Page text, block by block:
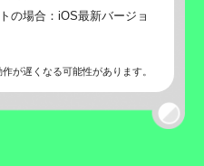
の場合：iOS最新バージョ
が遅くなる可能性があります。